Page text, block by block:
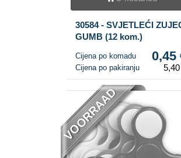
30584 - SVJETLEĆI
GUMB (12 kom.)
Cijena po komadu 0,45
Cijena po pakiranju
VOORRAAD